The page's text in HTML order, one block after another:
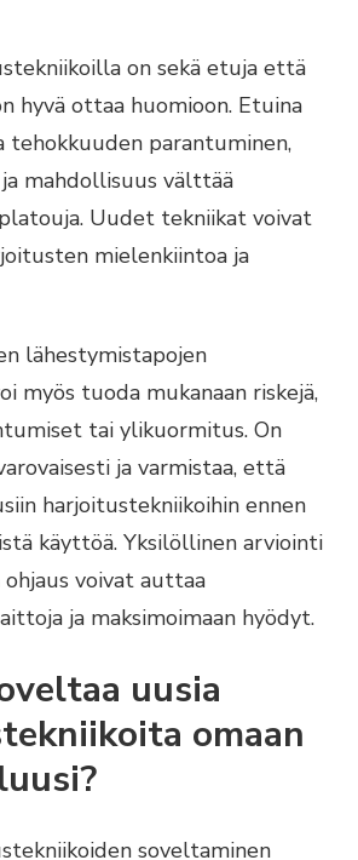
on sekä etuja että
hyvä ottaa huomioon. Etuina
tehokkuuden parantuminen,
mahdollisuus välttää
Uudet tekniikat voivat
mielenkiintoa ja
lähestymistapojen
myös tuoda mukanaan riskejä,
tai ylikuormitus. On
ja varmistaa, että
harjoitustekniikoihin ennen
käyttöä. Yksilöllinen arviointi
voivat auttaa
ja maksimoimaan hyödyt.
uusia
omaan
soveltaminen